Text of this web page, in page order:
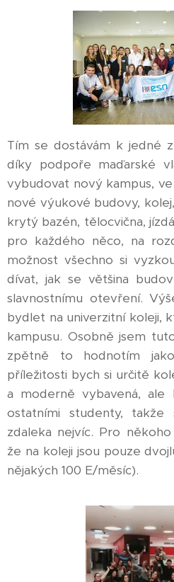
Tím se dostávám k jedné
díky podpoře maďarské
vybudovat nový kampus,
nové výukové budovy,
krytý bazén, tělocvična,
pro každého něco, na
možnost všechno si
dívat, jak se většina
slavnostnímu otevření.
bydlet na univerzitní koleji,
kampusu. Osobně jsem
zpětně to hodnotím
příležitosti bych si určitě
a moderně vybavená,
ostatními studenty,
zdaleka nejvíc. Pro
že na koleji jsou pouze
nějakých 100 E/měsíc).